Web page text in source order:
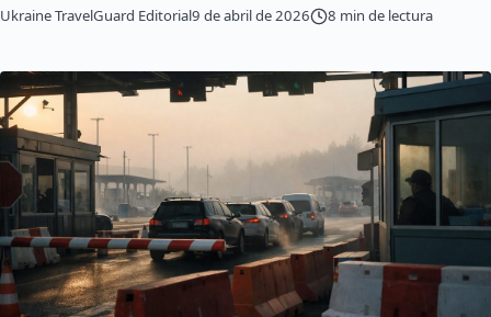
Ukraine TravelGuard Editorial9 de abril de 2026 8 min de lectura